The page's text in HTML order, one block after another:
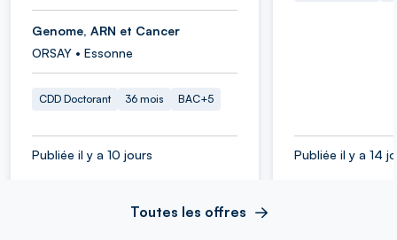
Genome, ARN et Cancer
ORSAY • Essonne
CDD Doctorant 36 mois BAC+5
Publiée il y a 10 jours Publiée il y a 14
Toutes les offres